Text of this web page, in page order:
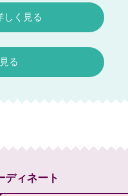
しく見る
る
ディネート